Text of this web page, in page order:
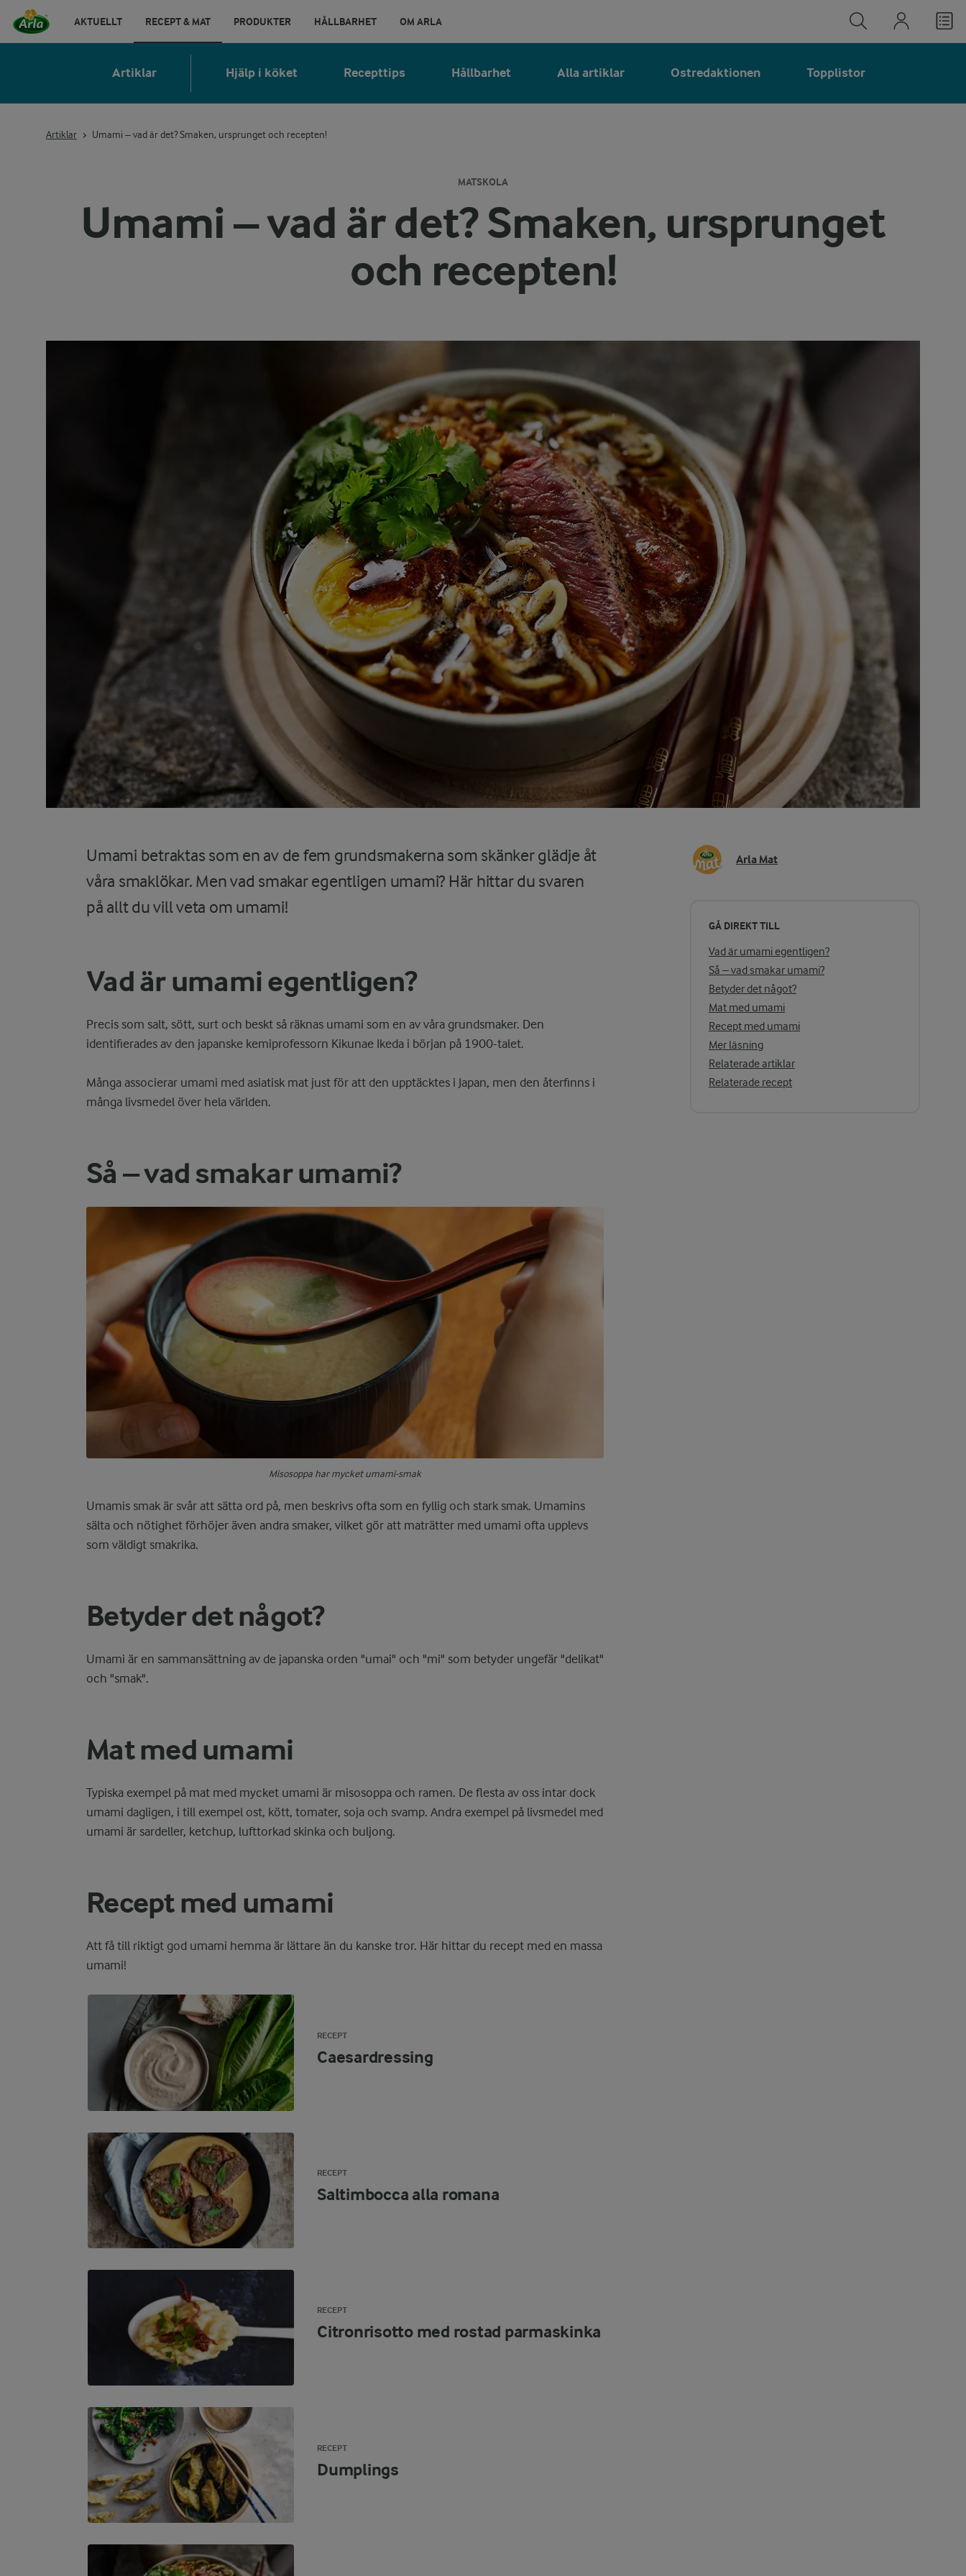
AKTUELLT RECEPT & MAT PRODUKTER HÅLLBARHET OM ARLA
Artiklar Hjälp i köket Recepttips Hållbarhet Alla artiklar Ostredaktionen Topplistor
Artiklar Umami – vad är det? Smaken, ursprunget och recepten!
MATSKOLA
Umami – vad är det? Smaken, ursprunget
och recepten!
Arla Mat
GÅ DIREKT TILL
Vad är umami egentligen?
Så – vad smakar umami?
Betyder det något?
Mat med umami
Recept med umami
Mer läsning
Relaterade artiklar
Relaterade recept
Umami betraktas som en av de fem grundsmakerna som skänker glädje åt
våra smaklökar. Men vad smakar egentligen umami? Här hittar du svaren
på allt du vill veta om umami!
Vad är umami egentligen?
Precis som salt, sött, surt och beskt så räknas umami som en av våra grundsmaker. Den
identifierades av den japanske kemiprofessorn Kikunae Ikeda i början på 1900-talet.
Många associerar umami med asiatisk mat just för att den upptäcktes i Japan, men den återfinns i
många livsmedel över hela världen.
Så – vad smakar umami?
Misosoppa har mycket umami-smak
Umamis smak är svår att sätta ord på, men beskrivs ofta som en fyllig och stark smak. Umamins
sälta och nötighet förhöjer även andra smaker, vilket gör att maträtter med umami ofta upplevs
som väldigt smakrika.
Betyder det något?
Umami är en sammansättning av de japanska orden "umai" och "mi" som betyder ungefär "delikat"
och "smak".
Mat med umami
Typiska exempel på mat med mycket umami är misosoppa och ramen. De flesta av oss intar dock
umami dagligen, i till exempel ost, kött, tomater, soja och svamp. Andra exempel på livsmedel med
umami är sardeller, ketchup, lufttorkad skinka och buljong.
Recept med umami
Att få till riktigt god umami hemma är lättare än du kanske tror. Här hittar du recept med en massa
umami!
RECEPT
Caesardressing
RECEPT
Saltimbocca alla romana
RECEPT
Citronrisotto med rostad parmaskinka
RECEPT
Dumplings